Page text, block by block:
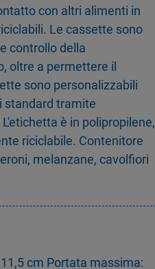
con altri alimenti in
Le cassette sono
controllo della
oltre a permettere il
sono personalizzabili
standard tramite
è in polipropilene,
riciclabile. Contenitore
melanzane, cavolfiori
cm Portata massima: